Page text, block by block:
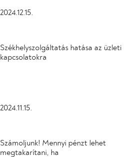
2024.12.15.
Székhelyszolgáltatás hatása az üzleti
kapcsolatokra
2024.11.15.
Számoljunk! Mennyi pénzt lehet
megtakarítani, ha